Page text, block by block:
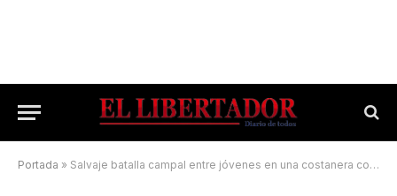
Portada » Salvaje batalla campal entre jóvenes en una costanera correntina